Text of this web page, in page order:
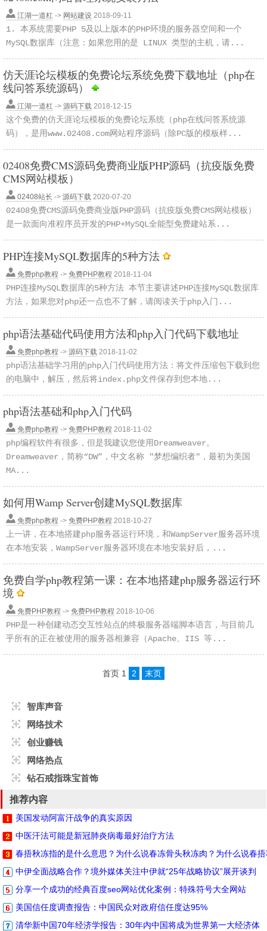
江湖一道杠 -> 网站建设 2018-09-11
1. 本系统需要PHP 5及以上版本的PHP环境的服务器空间和一个
MySQL数据库（注意：如果您用的是 LINUX 类型的主机，请...
仿天涯论坛模板的免费论坛系统免费下载地址（php在
线问答系统源码）
江湖一道杠 -> 源码下载 2018-12-15
这个免费的仿天涯论坛模板的免费论坛系统（php在线问答系统源
码），是用www.02408.com网站程序源码（除PC版的模板样...
02408免费CMS源码免费商业版PHP源码（抗疫版免费
CMS网站模板）
02408站长 -> 源码下载 2020-07-20
02408免费CMS源码免费商业版PHP源码（抗疫版免费CMS网站模板）
是一款面向准程序员开发的PHP+MySQL全能型免费建站系...
PHP连接MySQL数据库的5种方法
免费php教程 -> 免费PHP教程 2018-11-04
PHP连接MySQL数据库的5种方法 本节主要讲述PHP连接MySQL数据库
方法，如果您对php还一点也不了解，请阅读关于php入门...
php语法基础代码使用方法和php入门代码下载地址
免费php教程 -> 源码下载 2018-11-02
php语法基础学习用的php入门代码使用方法：将文件压缩包下载到您
的电脑中，解压，然后将index.php文件保存到您本地...
php语法基础和php入门代码
免费php教程 -> 免费PHP教程 2018-11-02
php编程软件有很多，但是我建议您使用Dreamweaver。
Dreamweaver，简称“DW”，中文名称 "梦想编织者"，最初为美国
MA...
如何用Wamp Server创建MySQL数据库
免费php教程 -> 免费PHP教程 2018-10-27
上一讲，在本地搭建php服务器运行环境，和WampServer服务器环境
在本地安装，WampServer服务器环境在本地安装好后，...
免费自学php教程第一课：在本地搭建php服务器运行环
境
免费PHP教程 -> 免费PHP教程 2018-10-06
PHP是一种创建动态交互性站点的终极服务器端脚本语言，与目前几
乎所有的正在被使用的服务器相兼容（Apache、IIS 等...
首页 1 2 末页
智库声音
网络技术
创业赚钱
网络热点
钻石戒指珠宝首饰
推荐内容
美国发动阿富汗战争的真实原因
中医汗法可能是新冠肺炎病毒最好治疗方法
春捂秋冻指的是什么意思？为什么说春冻骨头秋冻肉？为什么说春
中伊全面战略合作？境外媒体关注中伊就“25年战略协议”展开谈判
分享一个成功的经典百度seo网站优化案例：特殊符号大全网站
美国信任度调查报告：中国民众对政府信任度达95%
清华新中国70年经济学报告：30年内中国将成为世界第一大经济体